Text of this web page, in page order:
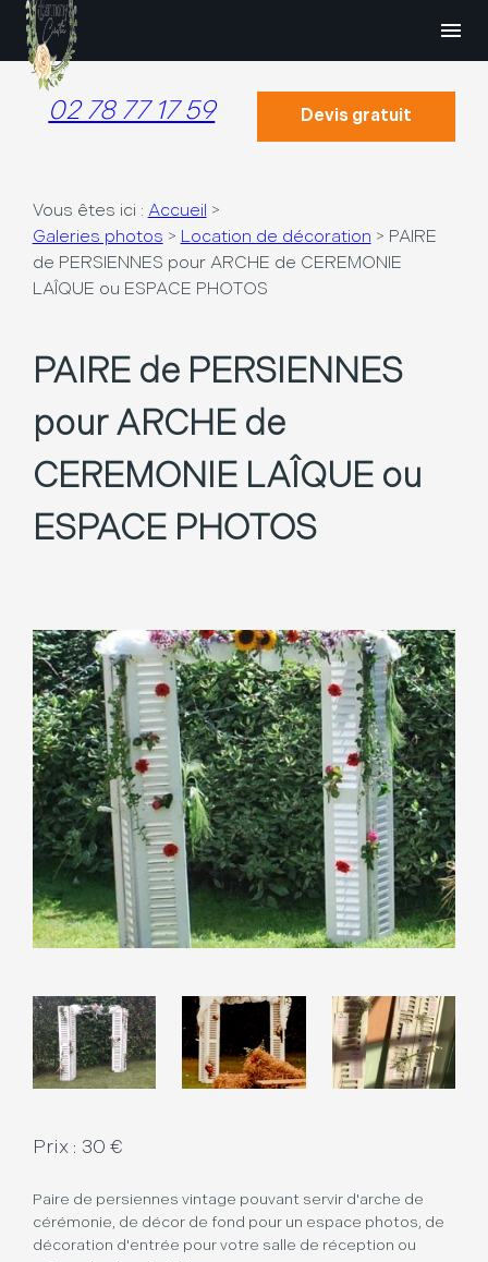
menu
02 78 77 17 59 Devis gratuit
Vous êtes ici : Accueil >
Galeries photos > Location de décoration > PAIRE
de PERSIENNES pour ARCHE de CEREMONIE
LAÎQUE ou ESPACE PHOTOS
PAIRE de PERSIENNES
pour ARCHE de
CEREMONIE LAÎQUE ou
ESPACE PHOTOS
Prix : 30 €
Paire de persiennes vintage pouvant servir d'arche de
cérémonie, de décor de fond pour un espace photos, de
décoration d'entrée pour votre salle de réception ou
Panneau de gestion des cookies